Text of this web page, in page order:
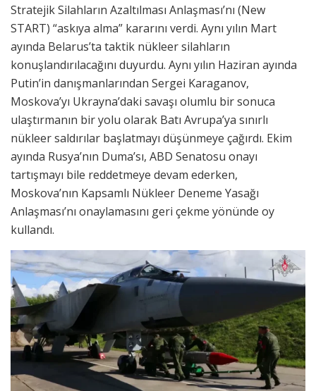
Stratejik Silahların Azaltılması Anlaşması’nı (New
START) “askıya alma” kararını verdi. Aynı yılın Mart
ayında Belarus’ta taktik nükleer silahların
konuşlandırılacağını duyurdu. Aynı yılın Haziran ayında
Putin’in danışmanlarından Sergei Karaganov,
Moskova’yı Ukrayna’daki savaşı olumlu bir sonuca
ulaştırmanın bir yolu olarak Batı Avrupa’ya sınırlı
nükleer saldırılar başlatmayı düşünmeye çağırdı. Ekim
ayında Rusya’nın Duma’sı, ABD Senatosu onayı
tartışmayı bile reddetmeye devam ederken,
Moskova’nın Kapsamlı Nükleer Deneme Yasağı
Anlaşması’nı onaylamasını geri çekme yönünde oy
kullandı.